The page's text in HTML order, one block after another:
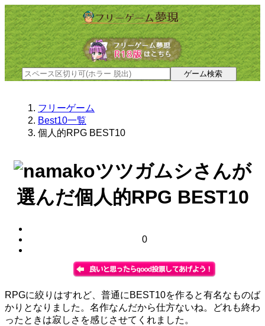
フリーゲーム
Best10一覧
個人的RPG BEST10
ツツガムシさんが
選んだ個人的RPG BEST10
0
RPGに絞りはすれど、普通にBEST10を作ると有名なものば
かりとなりました。名作なんだから仕方ないね。どれも終わ
ったときは寂しさを感じさせてくれました。